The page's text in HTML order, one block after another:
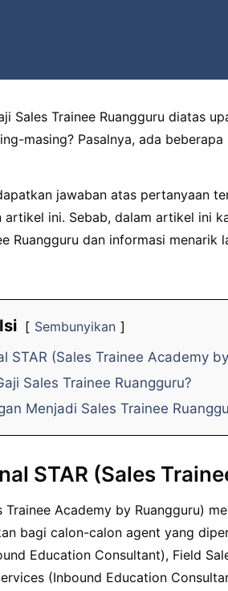
Sales Trainee Ruangguru diatas
masing? Pasalnya, ada
jawaban atas pertanyaan
artikel ini. Sebab, dalam artikel ini
Ruangguru dan informasi
Sembunyikan
STAR (Sales Trainee Academy
Sales Trainee Ruangguru?
Menjadi Sales Trainee
STAR (Sales
Trainee Academy by Ruangguru)
bagi calon-calon agent yang
Education Consultant), Field
(Inbound Education